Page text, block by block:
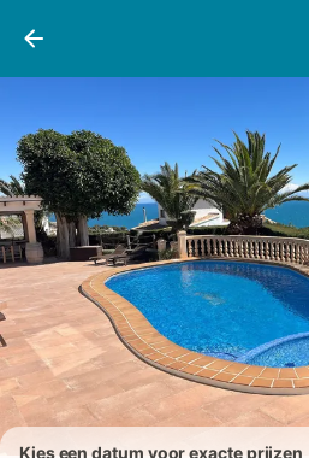
Afbeeldingen
Kies een datum voor exacte prijzen